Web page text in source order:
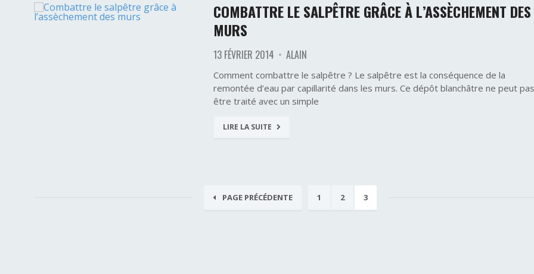
COMBATTRE LE SALPÊTRE GRÂCE À L’ASSÈCHEMENT DES
MURS
13 FÉVRIER 2014 ALAIN
Comment combattre le salpêtre ? Le salpêtre est la conséquence de la
remontée d’eau par capillarité dans les murs. Ce dépôt blanchâtre ne peut pas
être traité avec un simple
LIRE LA SUITE
PAGE PRÉCÉDENTE 1 2 3